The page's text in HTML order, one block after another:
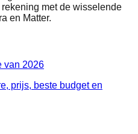
met de wisselende
en Matter.
van 2026
prijs, beste budget en